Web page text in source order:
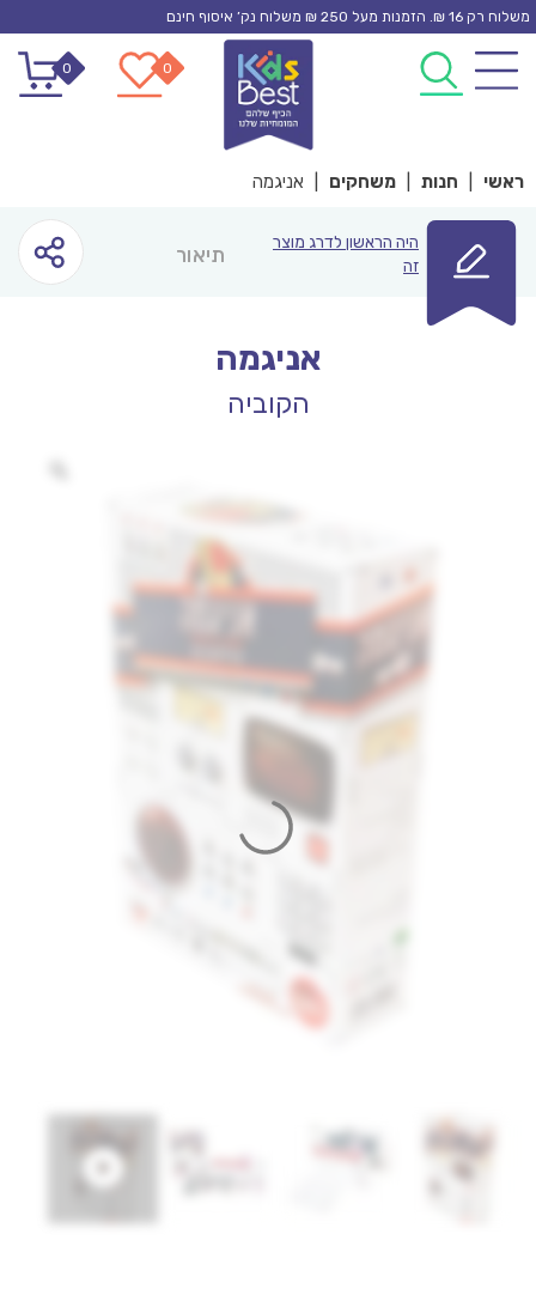
Skip
content
משלוח רק 16 ₪. הזמנות מעל 250 ₪ משלוח נק’ איסוף חינם
0
0
ראשי חנות משחקים אניגמה
היה הראשון לדרג מוצר
זה
תיאור
אניגמה
הקוביה